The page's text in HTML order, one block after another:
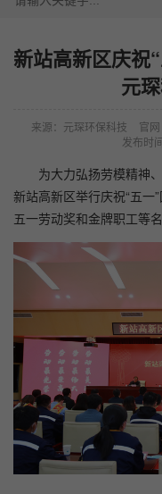
新站高新区庆祝
元
来源：元琛环保科技 官
发布时
为大力弘扬劳模精神
新站高新区举行庆祝“五一
五一劳动奖和金牌职工等名